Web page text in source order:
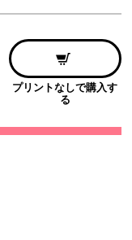
プリントなしで購入す
る